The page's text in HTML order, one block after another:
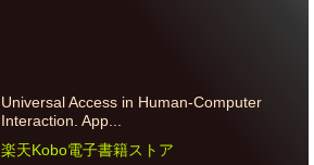
Universal Access in Human-Computer
Interaction. App...
楽天Kobo電子書籍ストア